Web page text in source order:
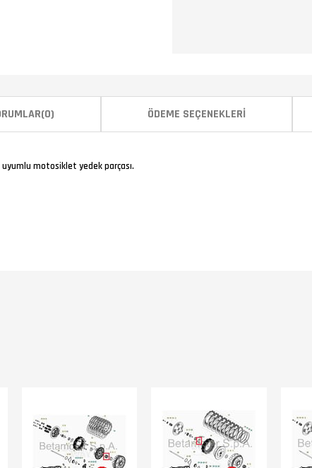
(0) ÖDEME SEÇENEKLERI
uyumlu motosiklet yedek parçası.